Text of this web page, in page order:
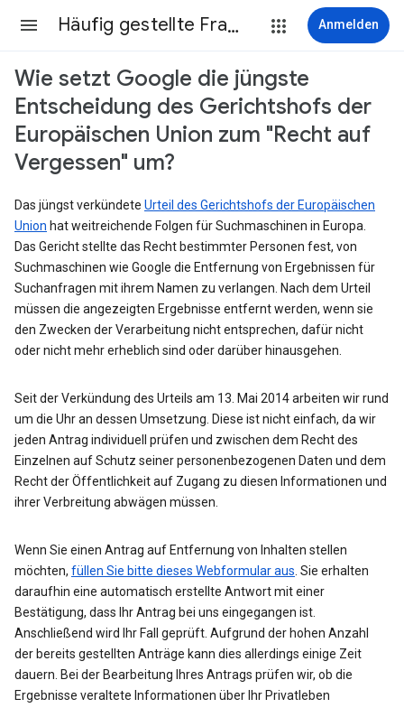
Häufig gestellte Fragen Anmelden
Wie setzt Google die jüngste
Entscheidung des Gerichtshofs der
Europäischen Union zum "Recht auf
Vergessen" um?
Das jüngst verkündete Urteil des Gerichtshofs der Europäischen
Union hat weitreichende Folgen für Suchmaschinen in Europa.
Das Gericht stellte das Recht bestimmter Personen fest, von
Suchmaschinen wie Google die Entfernung von Ergebnissen für
Suchanfragen mit ihrem Namen zu verlangen. Nach dem Urteil
müssen die angezeigten Ergebnisse entfernt werden, wenn sie
den Zwecken der Verarbeitung nicht entsprechen, dafür nicht
oder nicht mehr erheblich sind oder darüber hinausgehen.
Seit der Verkündung des Urteils am 13. Mai 2014 arbeiten wir rund
um die Uhr an dessen Umsetzung. Diese ist nicht einfach, da wir
jeden Antrag individuell prüfen und zwischen dem Recht des
Einzelnen auf Schutz seiner personenbezogenen Daten und dem
Recht der Öffentlichkeit auf Zugang zu diesen Informationen und
ihrer Verbreitung abwägen müssen.
Wenn Sie einen Antrag auf Entfernung von Inhalten stellen
möchten, füllen Sie bitte dieses Webformular aus . Sie erhalten
daraufhin eine automatisch erstellte Antwort mit einer
Bestätigung, dass Ihr Antrag bei uns eingegangen ist.
Anschließend wird Ihr Fall geprüft. Aufgrund der hohen Anzahl
der bereits gestellten Anträge kann dies allerdings einige Zeit
dauern. Bei der Bearbeitung Ihres Antrags prüfen wir, ob die
Ergebnisse veraltete Informationen über Ihr Privatleben